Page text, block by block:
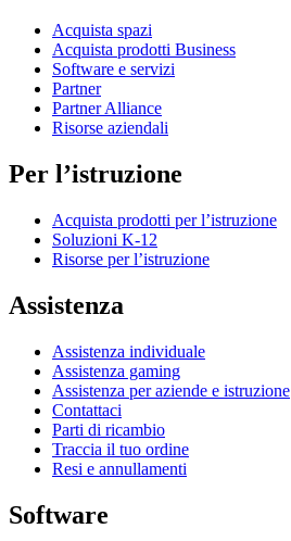
Acquista spazi
Acquista prodotti Business
Software e servizi
Partner
Partner Alliance
Risorse aziendali
Per l’istruzione
Acquista prodotti per l’istruzione
Soluzioni K-12
Risorse per l’istruzione
Assistenza
Assistenza individuale
Assistenza gaming
Assistenza per aziende e istruzione
Contattaci
Parti di ricambio
Traccia il tuo ordine
Resi e annullamenti
Software